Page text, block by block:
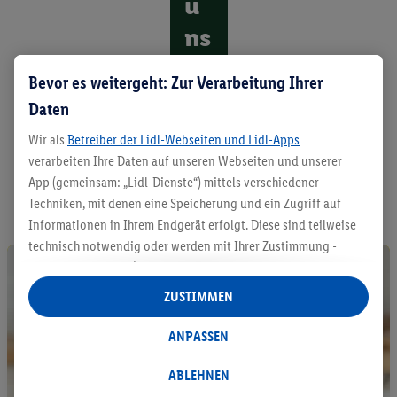
ns
tw
k
A
l
l
e
r
d
t
e
Bevor es weitergeht: Zur Verarbeitung Ihrer
Daten
Wir als Betreiber der Lidl-Webseiten und Lidl-Apps
verarbeiten Ihre Daten auf unseren Webseiten und unserer
App (gemeinsam: „Lidl-Dienste“) mittels verschiedener
Techniken, mit denen eine Speicherung und ein Zugriff auf
Informationen in Ihrem Endgerät erfolgt. Diese sind teilweise
technisch notwendig oder werden mit Ihrer Zustimmung -
auch durch Partner (u.a.
Verantwortliche; im Zusammenhang mit dem IAB TCF
insgesamt
Statistik-Erstellung oder für personalisierte Werbung
Datenverarbeitungen für personalisierte Werbung werden
ABLEHNEN
ANPASSEN
ZUSTIMMEN